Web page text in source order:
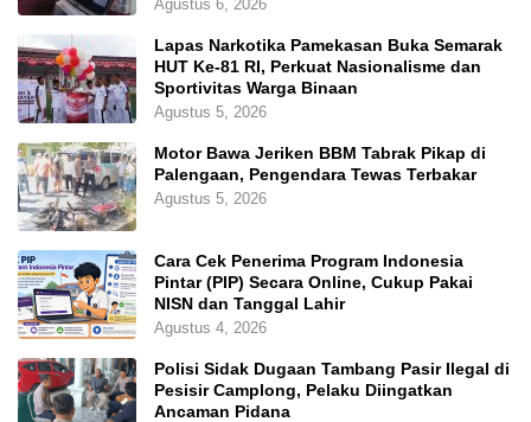
Agustus 6, 2026
Lapas Narkotika Pamekasan Buka Semarak
HUT Ke-81 RI, Perkuat Nasionalisme dan
Sportivitas Warga Binaan
Agustus 5, 2026
Motor Bawa Jeriken BBM Tabrak Pikap di
Palengaan, Pengendara Tewas Terbakar
Agustus 5, 2026
Cara Cek Penerima Program Indonesia
Pintar (PIP) Secara Online, Cukup Pakai
NISN dan Tanggal Lahir
Agustus 4, 2026
Polisi Sidak Dugaan Tambang Pasir Ilegal di
Pesisir Camplong, Pelaku Diingatkan
Ancaman Pidana